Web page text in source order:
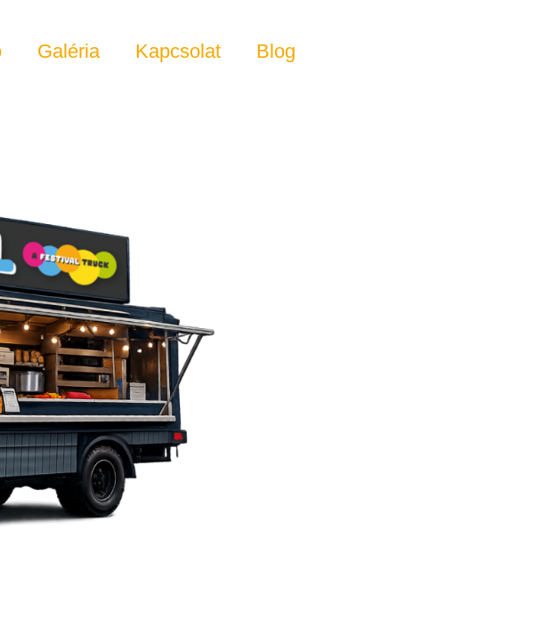
Galéria Kapcsolat Blog